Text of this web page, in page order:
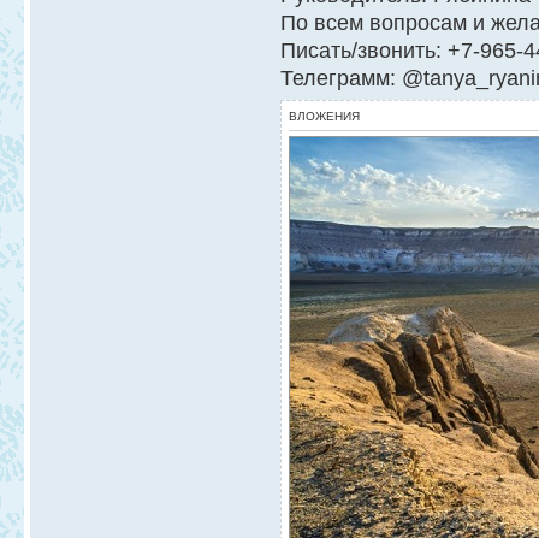
По всем вопросам и
Писать/звонить: +7-965-
Телеграмм:
ВЛОЖЕНИЯ